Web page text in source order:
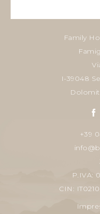
Family
I-39048
+39
P.IVA:
CIN: